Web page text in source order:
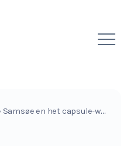
en het capsule-wardrobeconcept